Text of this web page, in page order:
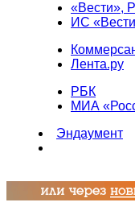
«Вести»,
ИС
Лента.ру
РБК
МИА
Эндаумент